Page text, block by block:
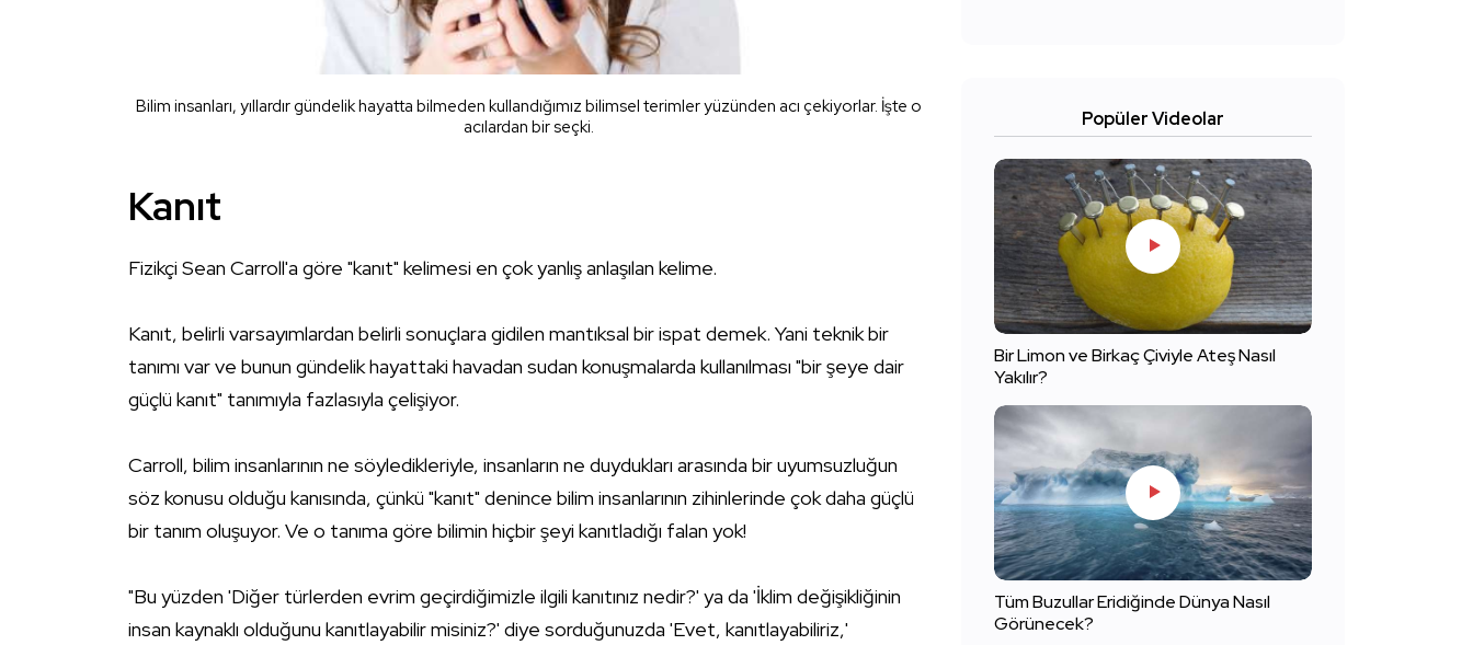
Bilim insanları, yıllardır gündelik hayatta bilmeden kullandığımız bilimsel terimler yüzünden acı çekiyorlar. İşte o
acılardan bir seçki.
Kanıt
Fizikçi Sean Carroll'a göre "kanıt" kelimesi en çok yanlış anlaşılan kelime.
Kanıt, belirli varsayımlardan belirli sonuçlara gidilen mantıksal bir ispat demek. Yani teknik bir
tanımı var ve bunun gündelik hayattaki havadan sudan konuşmalarda kullanılması "bir şeye dair
güçlü kanıt" tanımıyla fazlasıyla çelişiyor.
Carroll, bilim insanlarının ne söyledikleriyle, insanların ne duydukları arasında bir uyumsuzluğun
söz konusu olduğu kanısında, çünkü "kanıt" denince bilim insanlarının zihinlerinde çok daha güçlü
bir tanım oluşuyor. Ve o tanıma göre bilimin hiçbir şeyi kanıtladığı falan yok!
"Bu yüzden 'Diğer türlerden evrim geçirdiğimizle ilgili kanıtınız nedir?' ya da 'İklim değişikliğinin
insan kaynaklı olduğunu kanıtlayabilir misiniz?' diye sorduğunuzda 'Evet, kanıtlayabiliriz,'
Popüler Videolar
Bir Limon ve Birkaç Çiviyle Ateş Nasıl
Yakılır?
Tüm Buzullar Eridiğinde Dünya Nasıl
Görünecek?